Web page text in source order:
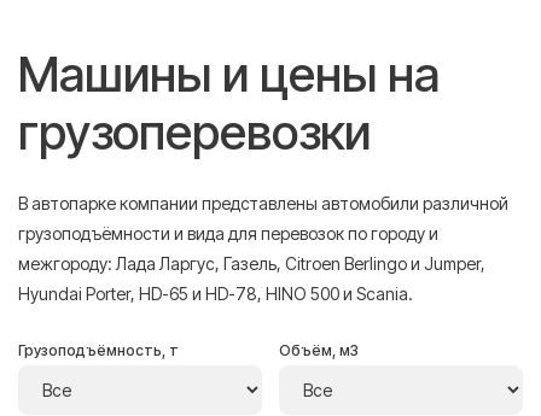
Машины и цены на
грузоперевозки
В автопарке компании представлены автомобили различной
грузоподъёмности и вида для перевозок по городу и
межгороду: Лада Ларгус, Газель, Citroen Berlingo и Jumper,
Hyundai Porter, HD-65 и HD-78, HINO 500 и Scania.
Грузоподъёмность, т Объём, м3